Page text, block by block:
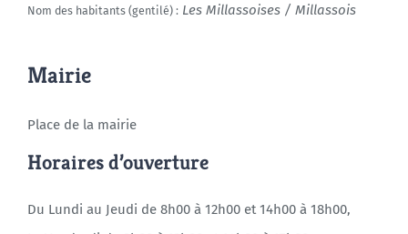
Nom des habitants (gentilé) : Les Millassoises / Millassois
Mairie
Place de la mairie
Horaires d’ouverture
Du Lundi au Jeudi de 8h00 à 12h00 et 14h00 à 18h00,